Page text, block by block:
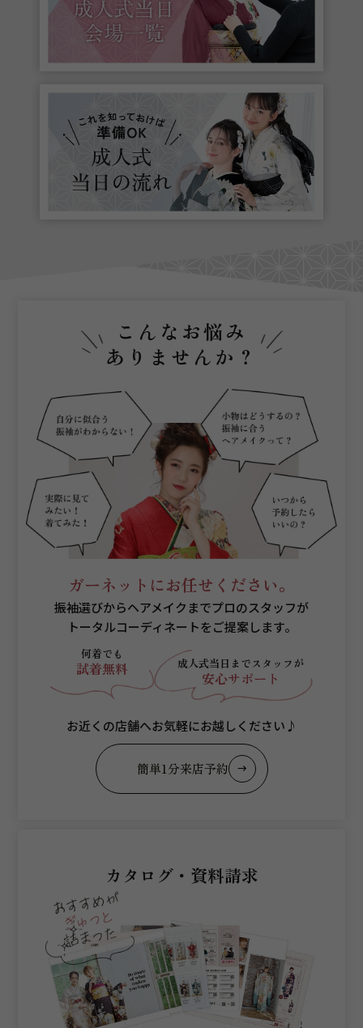
こんなお悩み
ありませんか？
ガーネットにお任せください。
振袖選びからヘアメイクまでプロのスタッフが
トータルコーディネートをご提案します。
何着でも
試着無料 成人式当日までスタッフが
安心サポート
お近くの店舗へお気軽にお越しください♪
簡単1分来店予約
カタログ・資料請求